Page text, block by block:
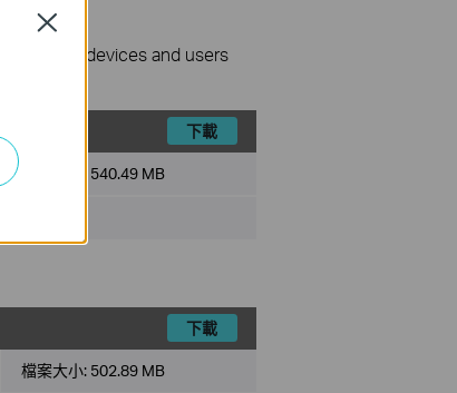
devices and users
下載
540.49 MB
下載
檔案大小: 502.89 MB
Close